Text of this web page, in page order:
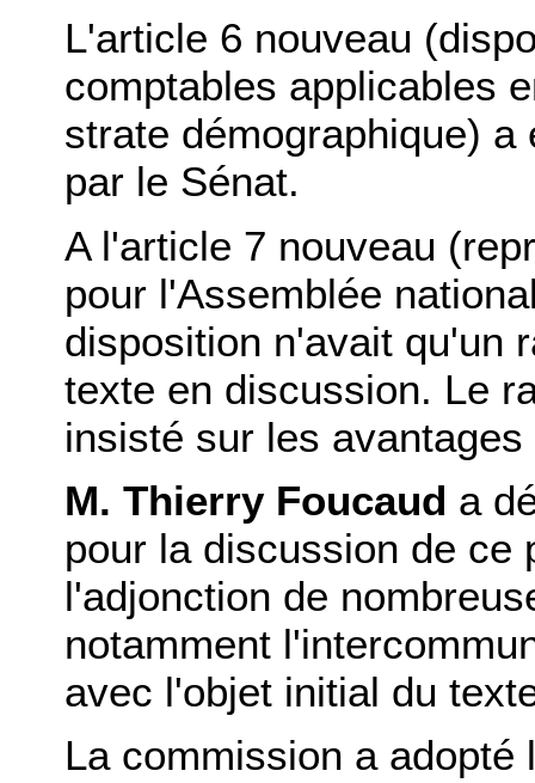
L'article 6 nouveau
comptables applicables
strate démographique)
par le Sénat.
A l'article 7 nouveau
pour l'Assemblée
disposition n'avait qu'un
texte en discussion. Le
insisté sur les
M. Thierry Foucaud a
pour la discussion de ce
l'adjonction de
notamment
avec l'objet initial du
La commission a